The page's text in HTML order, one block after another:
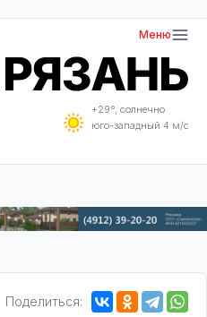
Меню
+29°, солнечно
юго-западный 4 м/с
Поделиться: